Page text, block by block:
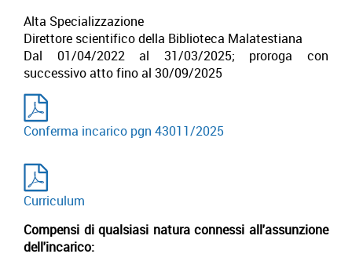
Alta Specializzazione
Direttore scientifico della Biblioteca Malatestiana
Dal 01/04/2022 al 31/03/2025; proroga con
successivo atto fino al 30/09/2025
Conferma incarico pgn 43011/2025
Curriculum
Compensi di qualsiasi natura connessi all'assunzione
dell'incarico: